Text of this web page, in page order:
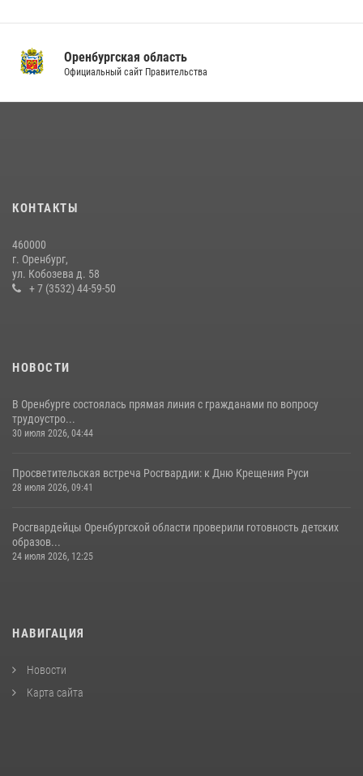
14 июля 2026, 10:43
16 июля 2026, 10:15
проведён рейд по строительным объектам
23 июля 2026, 10:47
Оренбургская область
Официальный сайт Правительства
КОНТАКТЫ
460000
г. Оренбург,
ул. Кобозева д. 58
+ 7 (3532) 44-59-50
НОВОСТИ
В Оренбурге состоялась прямая линия с гражданами по вопросу
трудоустро...
30 июля 2026, 04:44
Просветительская встреча Росгвардии: к Дню Крещения Руси
28 июля 2026, 09:41
Росгвардейцы Оренбургской области проверили готовность детских
образов...
24 июля 2026, 12:25
НАВИГАЦИЯ
Новости
Карта сайта